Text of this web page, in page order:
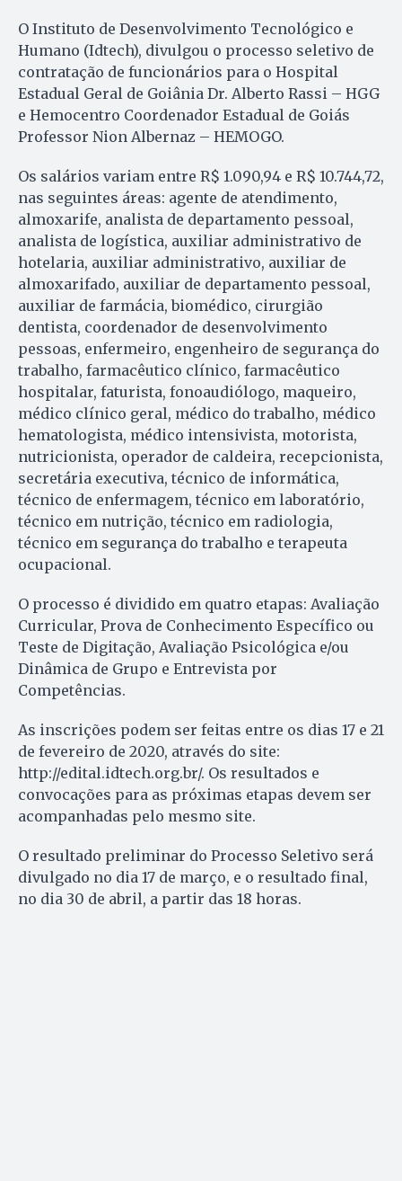
O Instituto de Desenvolvimento Tecnológico e
Humano (Idtech), divulgou o processo seletivo de
contratação de funcionários para o Hospital
Estadual Geral de Goiânia Dr. Alberto Rassi – HGG
e Hemocentro Coordenador Estadual de Goiás
Professor Nion Albernaz – HEMOGO.
Os salários variam entre R$ 1.090,94 e R$ 10.744,72,
nas seguintes áreas: agente de atendimento,
almoxarife, analista de departamento pessoal,
analista de logística, auxiliar administrativo de
hotelaria, auxiliar administrativo, auxiliar de
almoxarifado, auxiliar de departamento pessoal,
auxiliar de farmácia, biomédico, cirurgião
dentista, coordenador de desenvolvimento
pessoas, enfermeiro, engenheiro de segurança do
trabalho, farmacêutico clínico, farmacêutico
hospitalar, faturista, fonoaudiólogo, maqueiro,
médico clínico geral, médico do trabalho, médico
hematologista, médico intensivista, motorista,
nutricionista, operador de caldeira, recepcionista,
secretária executiva, técnico de informática,
técnico de enfermagem, técnico em laboratório,
técnico em nutrição, técnico em radiologia,
técnico em segurança do trabalho e terapeuta
ocupacional.
O processo é dividido em quatro etapas: Avaliação
Curricular, Prova de Conhecimento Específico ou
Teste de Digitação, Avaliação Psicológica e/ou
Dinâmica de Grupo e Entrevista por
Competências.
As inscrições podem ser feitas entre os dias 17 e 21
de fevereiro de 2020, através do site:
http://edital.idtech.org.br/. Os resultados e
convocações para as próximas etapas devem ser
acompanhadas pelo mesmo site.
O resultado preliminar do Processo Seletivo será
divulgado no dia 17 de março, e o resultado final,
no dia 30 de abril, a partir das 18 horas.